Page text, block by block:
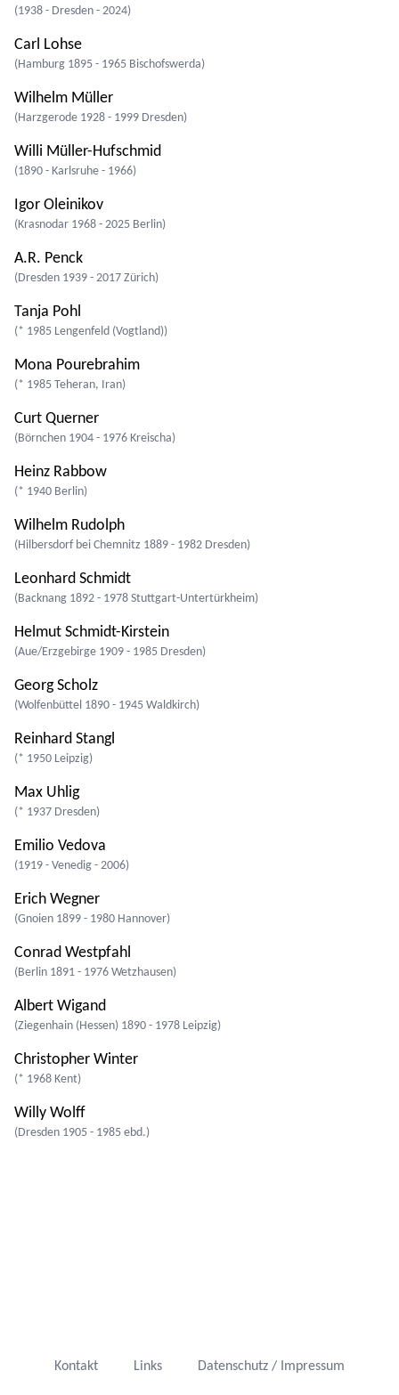
(1938 - Dresden - 2024)
Carl Lohse
(Hamburg 1895 - 1965 Bischofswerda)
Wilhelm Müller
(Harzgerode 1928 - 1999 Dresden)
Willi Müller-Hufschmid
(1890 - Karlsruhe - 1966)
Igor Oleinikov
(Krasnodar 1968 - 2025 Berlin)
A.R. Penck
(Dresden 1939 - 2017 Zürich)
Tanja Pohl
(* 1985 Lengenfeld (Vogtland))
Mona Pourebrahim
(* 1985 Teheran, Iran)
Curt Querner
(Börnchen 1904 - 1976 Kreischa)
Heinz Rabbow
(* 1940 Berlin)
Wilhelm Rudolph
(Hilbersdorf bei Chemnitz 1889 - 1982 Dresden)
Leonhard Schmidt
(Backnang 1892 - 1978 Stuttgart-Untertürkheim)
Helmut Schmidt-Kirstein
(Aue/Erzgebirge 1909 - 1985 Dresden)
Georg Scholz
(Wolfenbüttel 1890 - 1945 Waldkirch)
Reinhard Stangl
(* 1950 Leipzig)
Max Uhlig
(* 1937 Dresden)
Emilio Vedova
(1919 - Venedig - 2006)
Erich Wegner
(Gnoien 1899 - 1980 Hannover)
Conrad Westpfahl
(Berlin 1891 - 1976 Wetzhausen)
Albert Wigand
(Ziegenhain (Hessen) 1890 - 1978 Leipzig)
Christopher Winter
(* 1968 Kent)
Willy Wolff
(Dresden 1905 - 1985 ebd.)
Kontakt Links Datenschutz / Impressum